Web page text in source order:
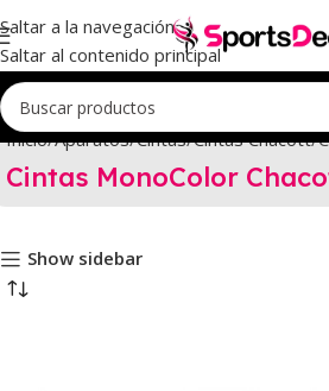
Saltar a la navegación
Saltar al contenido principal
Inicio Aparatos Cintas Cintas Chacott
Cintas MonoColor
Show sidebar